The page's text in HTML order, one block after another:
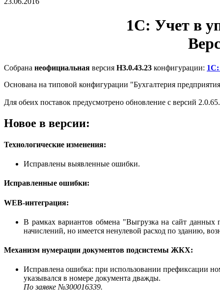
1С: Учет в
Собрана неофициальная версия Н3.0.43.23 конфигурации:
Основана на типовой конфигурации "Бухгалтерия
Для обеих поставок предусмотрено обновление с версий
Новое в версии:
Технологические изменения:
Исправлены выявленные ошибки.
Исправленные ошибки:
WEB-интеграция:
В рамках вариантов обмена "Выгрузка на сайт
начислений, но имеется ненулевой расход по зданию,
Механизм нумерации документов подсистемы ЖКХ:
Исправлена ошибка: при использовании префиксации
указывался в номере документа дважды.
По заявке №З00016339.